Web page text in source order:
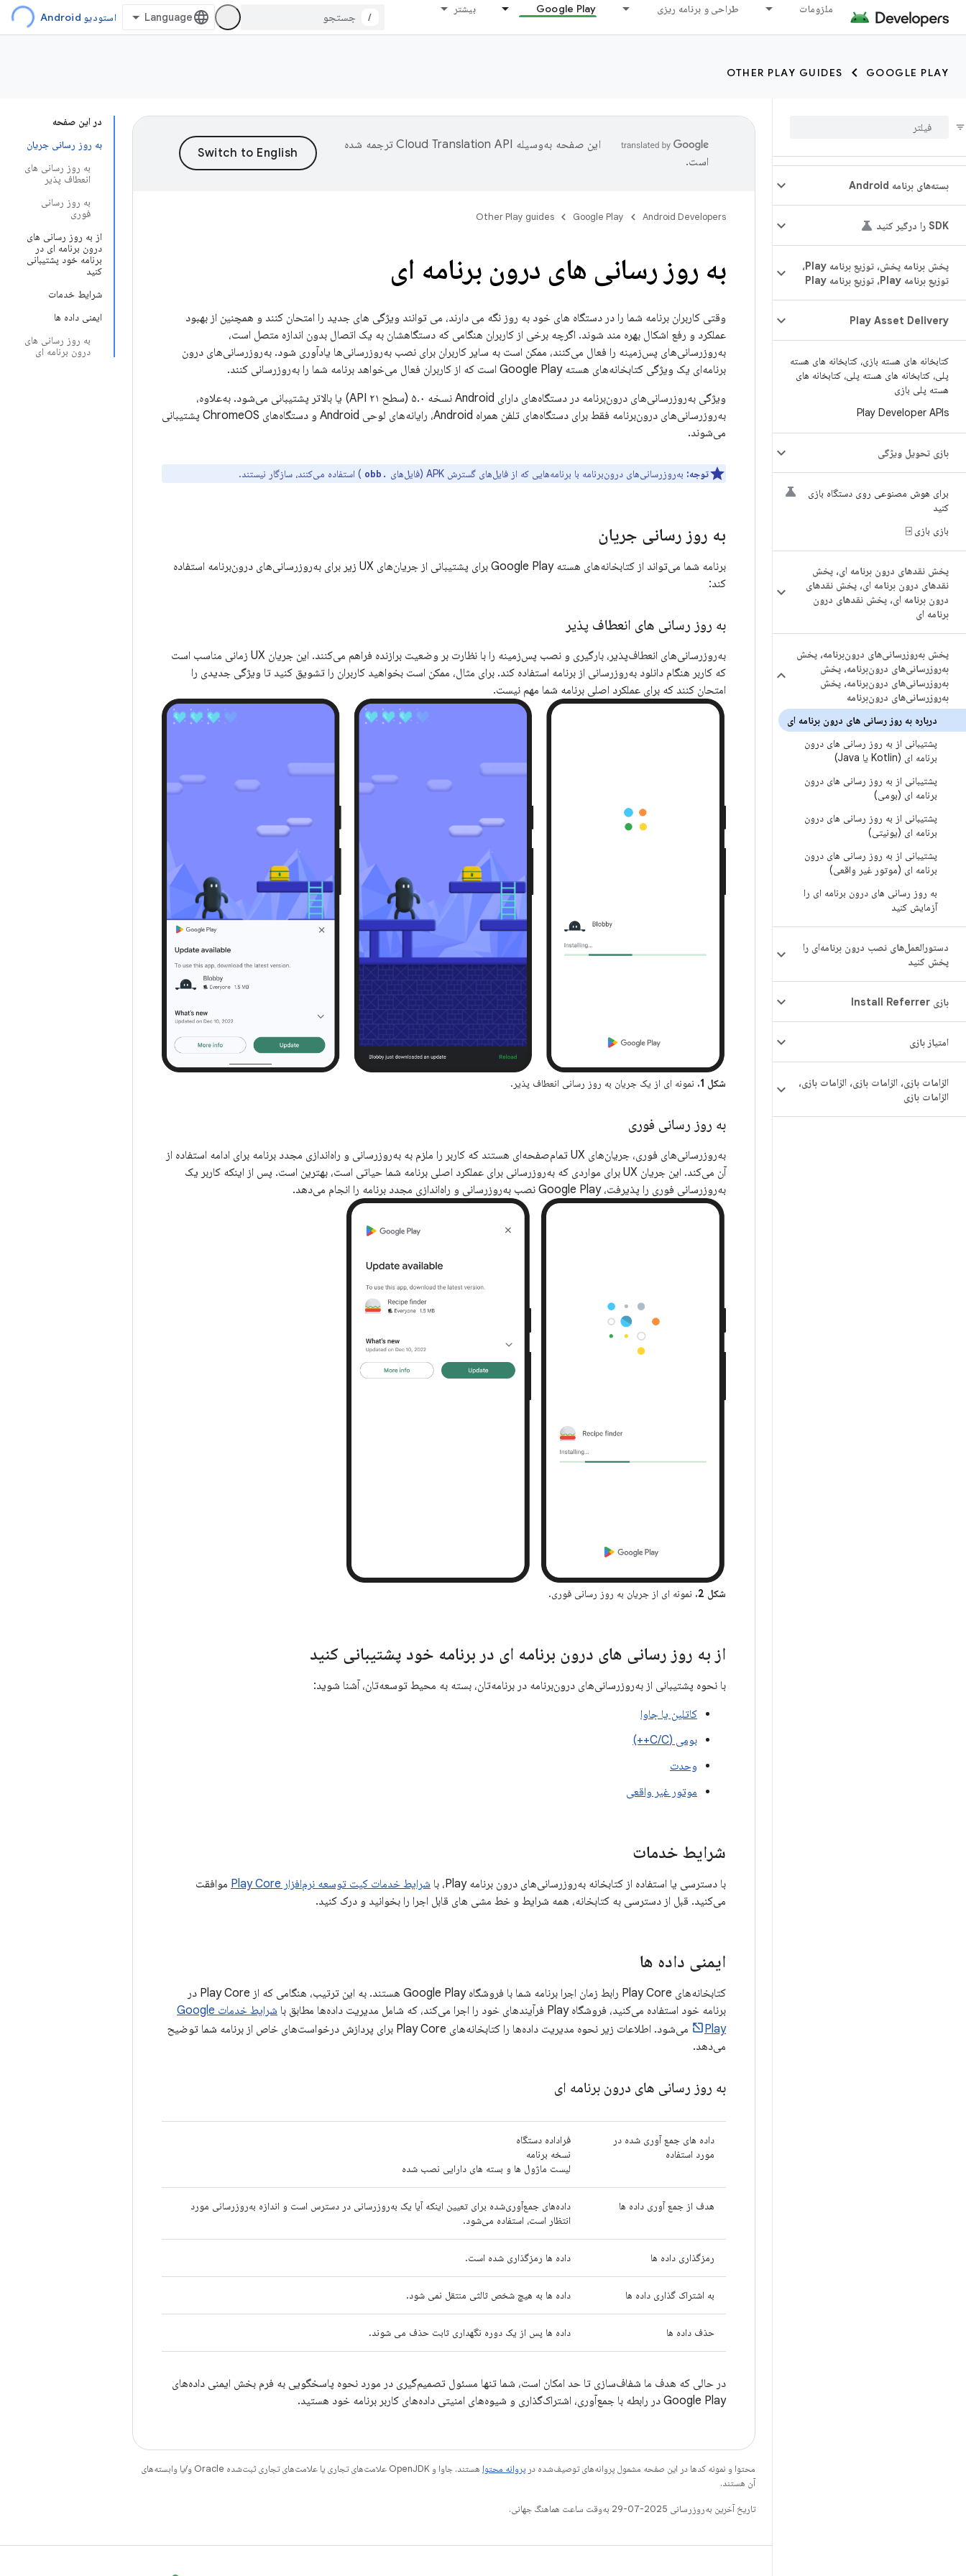
ملزومات طراحی و برنامه ریزی Google Play بیشتر
/ استودیو Android
GOOGLE PLAY
OTHER PLAY GUIDES
بسته‌های برنامه Android
SDK را درگیر کنید
پخش برنامه پخش، توزیع برنامه Play،
توزیع برنامه Play، توزیع برنامه Play
Play Asset Delivery
کتابخانه های هسته بازی، کتابخانه های هسته
پلی، کتابخانه های هسته پلی، کتابخانه های
هسته پلی بازی
Play Developer APIs
بازی تحویل ویژگی
برای هوش مصنوعی روی دستگاه بازی
کنید
بازی بازی ⍈
پخش نقدهای درون برنامه ای، پخش
نقدهای درون برنامه ای، پخش نقدهای
درون برنامه ای، پخش نقدهای درون
برنامه ای
پخش به‌روزرسانی‌های درون‌برنامه، پخش
به‌روزرسانی‌های درون‌برنامه، پخش
به‌روزرسانی‌های درون‌برنامه، پخش
به‌روزرسانی‌های درون‌برنامه
درباره به روز رسانی های درون برنامه ای
پشتیبانی از به روز رسانی های درون
برنامه ای (Kotlin یا Java)
پشتیبانی از به روز رسانی های درون
برنامه ای (بومی)
پشتیبانی از به روز رسانی های درون
برنامه ای (یونیتی)
پشتیبانی از به روز رسانی های درون
برنامه ای (موتور غیر واقعی)
به روز رسانی های درون برنامه ای را
آزمایش کنید
دستورالعمل‌های نصب درون برنامه‌ای را
پخش کنید
بازی Install Referrer
امتیاز بازی
الزامات بازی، الزامات بازی، الزامات بازی،
الزامات بازی
در این صفحه
به روز رسانی جریان
به روز رسانی های
انعطاف پذیر
به روز رسانی
فوری
از به روز رسانی های
درون برنامه ای در
برنامه خود پشتیبانی
کنید
شرایط خدمات
ایمنی داده ها
به روز رسانی های
درون برنامه ای
این صفحه به‌وسیله
ترجمه شده
است.
Android Developers
Google Play
Other Play guides
به روز رسانی های درون برنامه ای
وقتی کاربران برنامه شما را در دستگاه های خود به روز نگه می دارند، می توانند ویژگی های جدید را امتحان کنند و همچنین از بهبود
عملکرد و رفع اشکال بهره مند شوند. اگرچه برخی از کاربران هنگامی که دستگاهشان به یک اتصال بدون اندازه متصل است،
به‌روزرسانی‌های پس‌زمینه را فعال می‌کنند، ممکن است به سایر کاربران برای نصب به‌روزرسانی‌ها یادآوری شود. به‌روزرسانی‌های درون
برنامه‌ای یک ویژگی کتابخانه‌های هسته Google Play است که از کاربران فعال می‌خواهد برنامه شما را به‌روزرسانی کنند.
ویژگی به‌روزرسانی‌های درون‌برنامه در دستگاه‌های دارای Android نسخه ۵.۰ (سطح API ۲۱) یا بالاتر پشتیبانی می‌شود. به‌علاوه،
به‌روزرسانی‌های درون‌برنامه فقط برای دستگاه‌های تلفن همراه Android، رایانه‌های لوحی Android و دستگاه‌های ChromeOS پشتیبانی
می‌شوند.
توجه: به‌روزرسانی‌های درون‌برنامه با برنامه‌هایی که از فایل‌های گسترش APK (فایل‌های .obb ) استفاده می‌کنند، سازگار نیستند.
به روز رسانی جریان
برنامه شما می‌تواند از کتابخانه‌های هسته Google Play برای پشتیبانی از جریان‌های UX زیر برای به‌روزرسانی‌های درون‌برنامه استفاده
کند:
به روز رسانی های انعطاف پذیر
به‌روزرسانی‌های انعطاف‌پذیر، بارگیری و نصب پس‌زمینه را با نظارت بر وضعیت برازنده فراهم می‌کنند. این جریان UX زمانی مناسب است
که کاربر هنگام دانلود به‌روزرسانی از برنامه استفاده کند. برای مثال، ممکن است بخواهید کاربران را تشویق کنید تا ویژگی جدیدی را
امتحان کنند که برای عملکرد اصلی برنامه شما مهم نیست.
شکل 1. نمونه ای از یک جریان به روز رسانی انعطاف پذیر.
به روز رسانی فوری
به‌روزرسانی‌های فوری، جریان‌های UX تمام‌صفحه‌ای هستند که کاربر را ملزم به به‌روزرسانی و راه‌اندازی مجدد برنامه برای ادامه استفاده از
آن می‌کند. این جریان UX برای مواردی که به‌روزرسانی برای عملکرد اصلی برنامه شما حیاتی است، بهترین است. پس از اینکه کاربر یک
به‌روزرسانی فوری را پذیرفت، Google Play نصب به‌روزرسانی و راه‌اندازی مجدد برنامه را انجام می‌دهد.
شکل 2. نمونه ای از جریان به روز رسانی فوری.
از به روز رسانی های درون برنامه ای در برنامه خود پشتیبانی کنید
با نحوه پشتیبانی از به‌روزرسانی‌های درون‌برنامه در برنامه‌تان، بسته به محیط توسعه‌تان، آشنا شوید:
کاتلین یا جاوا
بومی (C/C++)
وحدت
موتور غیر واقعی
شرایط خدمات
با دسترسی یا استفاده از کتابخانه به‌روزرسانی‌های درون برنامه Play، با شرایط خدمات کیت توسعه نرم‌افزار Play Core
موافقت
می‌کنید. قبل از دسترسی به کتابخانه، همه شرایط و خط مشی های قابل اجرا را بخوانید و درک کنید.
ایمنی داده ها
کتابخانه‌های Play Core رابط زمان اجرا برنامه شما با فروشگاه Google Play هستند. به این ترتیب، هنگامی که از Play Core در
برنامه خود استفاده می‌کنید، فروشگاه Play فرآیندهای خود را اجرا می‌کند، که شامل مدیریت داده‌ها مطابق با
شرایط خدمات Google
Play
می‌شود. اطلاعات زیر نحوه مدیریت داده‌ها را کتابخانه‌های Play Core برای پردازش درخواست‌های خاص از برنامه شما توضیح
می‌دهد.
به روز رسانی های درون برنامه ای
داده های جمع آوری شده در
مورد استفاده
فراداده دستگاه
نسخه برنامه
لیست ماژول ها و بسته های دارایی نصب شده
هدف از جمع آوری داده ها
داده‌های جمع‌آوری‌شده برای تعیین اینکه آیا یک به‌روزرسانی در دسترس است و اندازه به‌روزرسانی مورد
انتظار است، استفاده می‌شود.
رمزگذاری داده ها داده ها رمزگذاری شده است.
به اشتراک گذاری داده ها داده ها به هیچ شخص ثالثی منتقل نمی شود.
حذف داده ها داده ها پس از یک دوره نگهداری ثابت حذف می شوند.
در حالی که هدف ما شفاف‌سازی تا حد امکان است، شما تنها مسئول تصمیم‌گیری در مورد نحوه پاسخگویی به فرم بخش ایمنی داده‌های
Google Play در رابطه با جمع‌آوری، اشتراک‌گذاری و شیوه‌های امنیتی داده‌های کاربر برنامه خود هستید.
محتوا و نمونه کدها در این صفحه مشمول پروانه‌های توصیف‌شده در پروانه محتوا
هستند. جاوا و OpenJDK علامت‌های تجاری یا علامت‌های تجاری ثبت‌شده Oracle و/یا وابسته‌های
آن هستند.
تاریخ آخرین به‌روزرسانی 2025-07-29 به‌وقت ساعت هماهنگ جهانی.